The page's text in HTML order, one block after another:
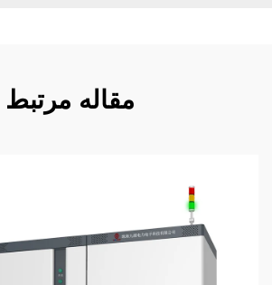
مقاله مرتبط